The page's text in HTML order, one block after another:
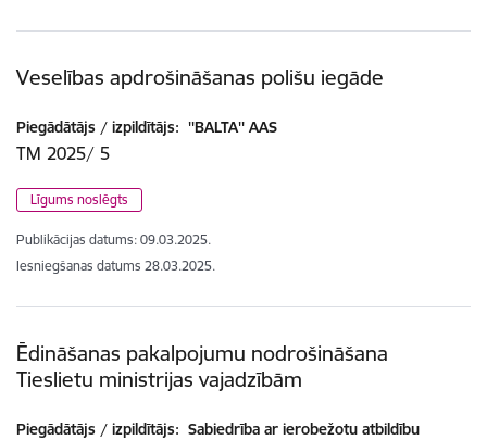
Veselības apdrošināšanas polišu iegāde
Piegādātājs / izpildītājs: ''BALTA'' AAS
TM 2025/ 5
Līgums noslēgts
Publikācijas datums: 09.03.2025.
Iesniegšanas datums 28.03.2025.
Ēdināšanas pakalpojumu nodrošināšana
Tieslietu ministrijas vajadzībām
Piegādātājs / izpildītājs: Sabiedrība ar ierobežotu atbildību